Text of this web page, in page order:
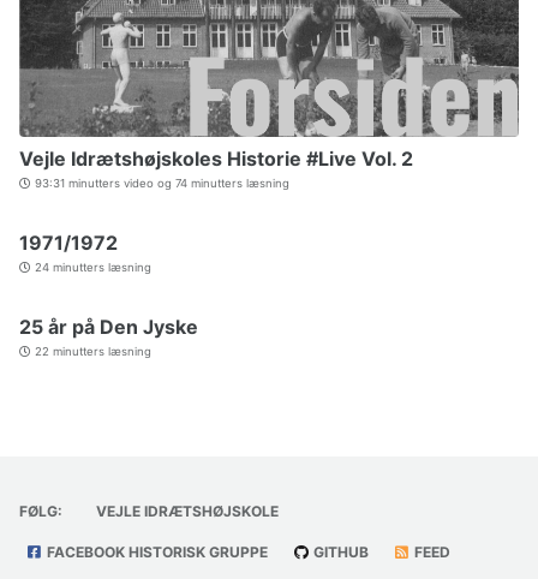
Vejle Idrætshøjskoles Historie #Live Vol. 2
93:31 minutters video og 74 minutters læsning
1971/1972
24 minutters læsning
25 år på Den Jyske
22 minutters læsning
FØLG: VEJLE IDRÆTSHØJSKOLE
FACEBOOK HISTORISK GRUPPE GITHUB FEED